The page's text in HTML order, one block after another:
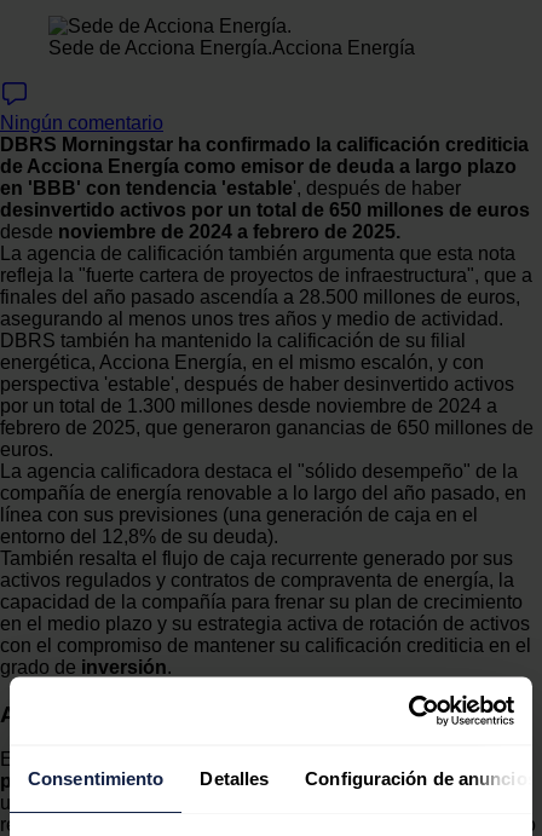
Consentimiento Detalles Configuración de anuncios
Sede de Acciona Energía.Acciona Energía
Ningún comentario
DBRS Morningstar ha confirmado la calificación crediticia
de Acciona Energía como emisor de deuda a largo plazo
en 'BBB' con tendencia 'estable', después de haber
desinvertido activos por un total de 650 millones de euros
desde noviembre de 2024 a febrero de 2025.
La agencia de calificación también argumenta que esta nota
refleja la "fuerte cartera de proyectos de infraestructura", que a
finales del año pasado ascendía a 28.500 millones de euros,
asegurando al menos unos tres años y medio de actividad.
DBRS también ha mantenido la calificación de su filial
energética, Acciona Energía, en el mismo escalón, y con
perspectiva 'estable', después de haber desinvertido activos
por un total de 1.300 millones desde noviembre de 2024 a
febrero de 2025, que generaron ganancias de 650 millones de
euros.
La agencia calificadora destaca el "sólido desempeño" de la
compañía de energía renovable a lo largo del año pasado, en
línea con sus previsiones (una generación de caja en el
entorno del 12,8% de su deuda).
También resalta el flujo de caja recurrente generado por sus
activos regulados y contratos de compraventa de energía, la
capacidad de la compañía para frenar su plan de crecimiento
en el medio plazo y su estrategia activa de rotación de activos
con el compromiso de mantener su calificación crediticia en el
grado de inversión.
Acciona Energía
En el lado negativo,
por la empresa de crecer de forma más lenta, reflejada en
un gasto de capital menor al esperado inicialmente y que ha
resultado en un aumento más lento del endeudamiento debido